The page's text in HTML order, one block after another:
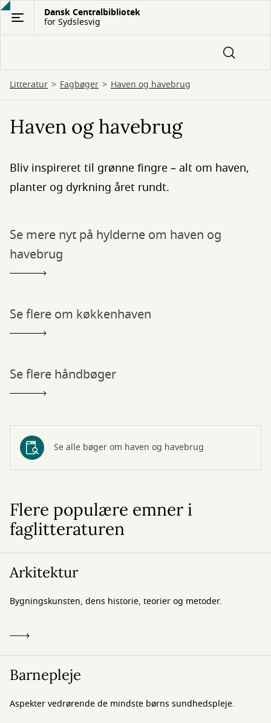
Gå
hovedindhold
Dansk Centralbibliotek
for Sydslesvig
Litteratur Fagbøger Haven og havebrug
Haven og havebrug
Bliv inspireret til grønne fingre – alt om haven,
planter og dyrkning året rundt.
Se mere nyt på hylderne om haven og
havebrug
Se flere om køkkenhaven
Se flere håndbøger
Se alle bøger om haven og havebrug
Flere populære emner i
faglitteraturen
Arkitektur
Bygningskunsten, dens historie, teorier og metoder.
Barnepleje
Aspekter vedrørende de mindste børns sundhedspleje.